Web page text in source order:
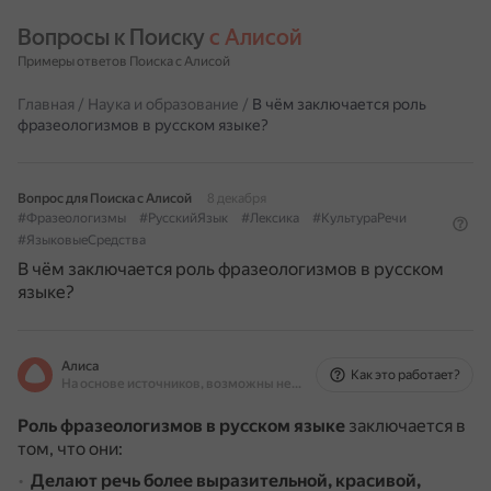
Вопросы к Поиску с Алисой
Примеры ответов Поиска с Алисой
Главная / Наука и образование / В чём заключается роль
фразеологизмов в русском языке?
Вопрос для Поиска с Алисой
8 декабря
#Фразеологизмы
#РусскийЯзык #Лексика
#КультураРечи
#ЯзыковыеСредства
В чём заключается роль фразеологизмов в русском
языке?
Алиса
На основе источников, возможны неточности
Как это работает?
Роль фразеологизмов в русском языке заключается в
том, что они:
Делают речь более выразительной, красивой,